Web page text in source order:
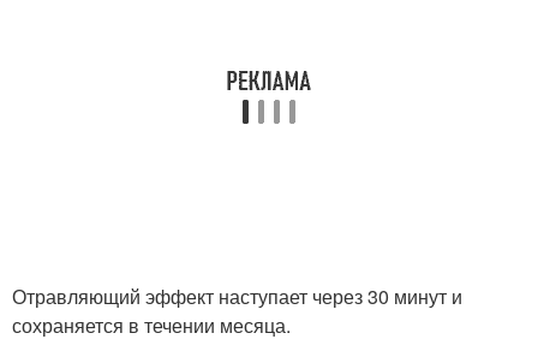
Отравляющий эффект наступает через 30 минут и
сохраняется в течении месяца.